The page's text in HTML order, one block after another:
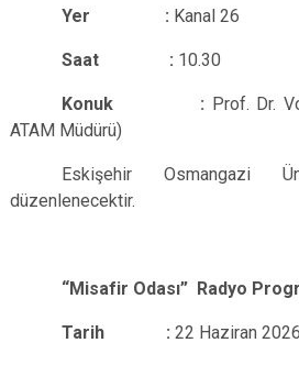
Yer : Kanal 26
Saat : 10.30
Konuk : Prof. Dr.
ATAM Müdürü)
Eskişehir Osmangazi
düzenlenecektir.
“Misafir Odası” Radyo
Tarih : 22 Haziran